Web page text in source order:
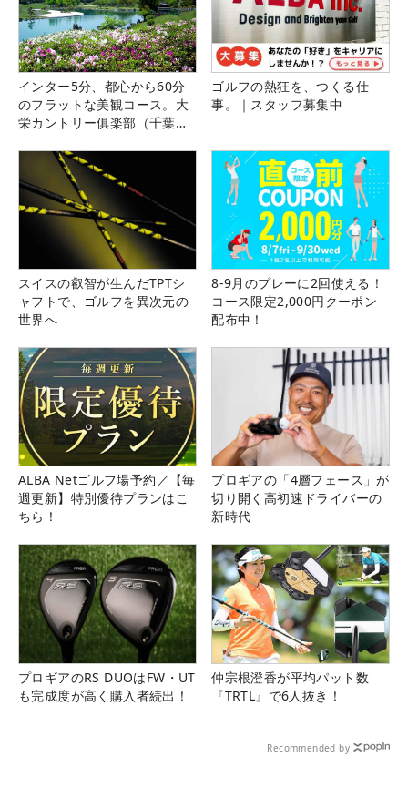
インター5分、都心から60分
のフラットな美観コース。大
栄カントリー俱楽部（千葉
ゴルフの熱狂を、つくる仕
事。｜スタッフ募集中
スイスの叡智が生んだTPTシ
ャフトで、ゴルフを異次元の
世界へ
8-9月のプレーに2回使える！
コース限定2,000円クーポン
配布中！
ALBA Netゴルフ場予約／【毎
週更新】特別優待プランはこ
ちら！
プロギアの「4層フェース」が
切り開く高初速ドライバーの
新時代
プロギアのRS DUOはFW・UT
も完成度が高く購入者続出！
仲宗根澄香が平均パット数
『TRTL』で6人抜き！
Recommended by